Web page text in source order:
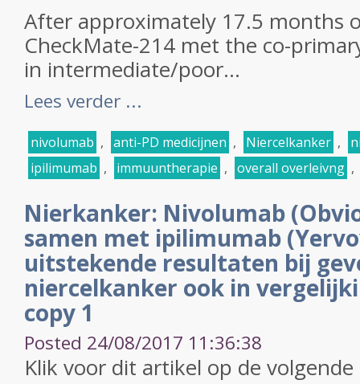
After approximately 17.5 months
CheckMate-214 met the co-
in intermediate/poor...
Lees verder ...
nivolumab , anti-PD medicijnen , Niercelkanker ,
ipilimumab , immuuntherapie , overall overleivng ,
Nierkanker: Nivolumab
samen met ipilimumab
uitstekende resultaten bij
niercelkanker ook in
copy 1
Posted 24/08/2017 11:36:38
Klik voor dit artikel op de